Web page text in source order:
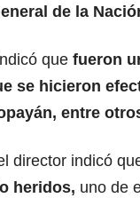
de la
que fueron
se hicieron
entre
director indicó
heridos, uno de